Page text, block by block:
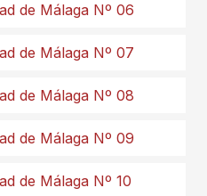
de Málaga Nº 06
de Málaga Nº 07
de Málaga Nº 08
de Málaga Nº 09
de Málaga Nº 10